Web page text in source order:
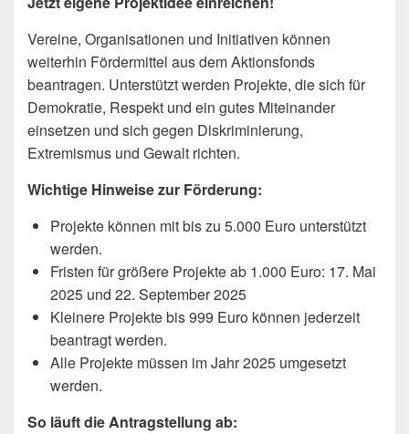
Vereine, Organisationen und Initiativen können
weiterhin Fördermittel aus dem Aktionsfonds
beantragen. Unterstützt werden Projekte, die sich für
Demokratie, Respekt und ein gutes Miteinander
einsetzen und sich gegen Diskriminierung,
Extremismus und Gewalt richten.
Wichtige Hinweise zur Förderung:
Projekte können mit bis zu 5.000 Euro unterstützt
werden.
Fristen für größere Projekte ab 1.000 Euro: 17. Mai
2025 und 22. September 2025
Kleinere Projekte bis 999 Euro können jederzeit
beantragt werden.
Alle Projekte müssen im Jahr 2025 umgesetzt
werden.
So läuft die Antragstellung ab: